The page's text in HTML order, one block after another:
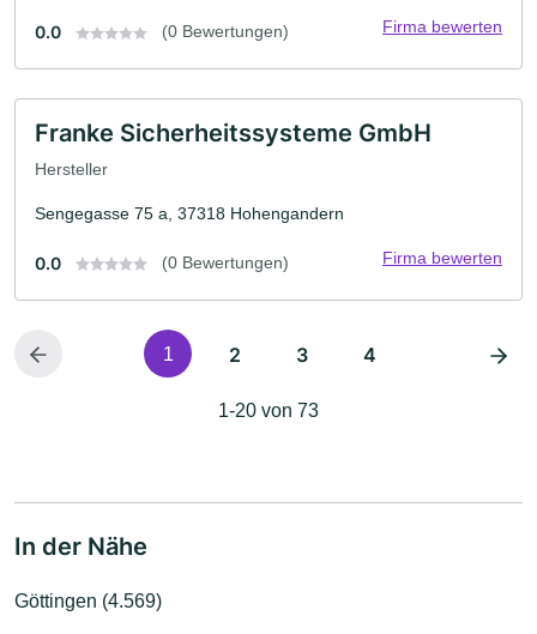
0.0 (0 Bewertungen) Firma bewerten
Franke Sicherheitssysteme GmbH
Hersteller
Sengegasse 75 a, 37318 Hohengandern
0.0 (0 Bewertungen) Firma bewerten
1 2 3 4
1-20 von 73
In der Nähe
Göttingen (4.569)